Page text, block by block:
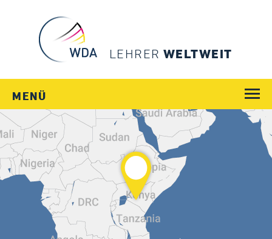
LEHRER WELTWEIT
MENÜ
WEGE
JOBS
SCHULEN
LÄNDER
MENSCHEN
SERVICE